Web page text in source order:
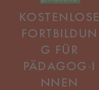
KOSTENLOSE
FORTBILDUN
G FÜR
PÄDAGOG·I
NNEN